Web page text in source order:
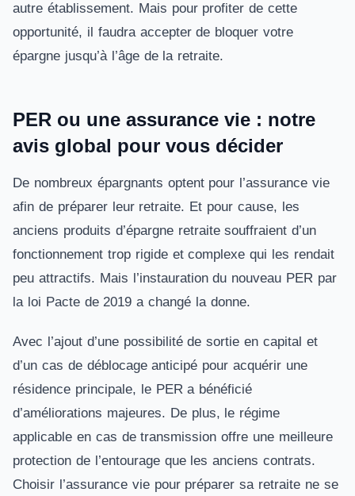
autre établissement. Mais pour profiter de cette
opportunité, il faudra accepter de bloquer votre
épargne jusqu’à l’âge de la retraite.
PER ou une assurance vie : notre
avis global pour vous décider
De nombreux épargnants optent pour l’assurance vie
afin de préparer leur retraite. Et pour cause, les
anciens produits d’épargne retraite souffraient d’un
fonctionnement trop rigide et complexe qui les rendait
peu attractifs. Mais l’instauration du nouveau PER par
la loi Pacte de 2019 a changé la donne.
Avec l’ajout d’une possibilité de sortie en capital et
d’un cas de déblocage anticipé pour acquérir une
résidence principale, le PER a bénéficié
d’améliorations majeures. De plus, le régime
applicable en cas de transmission offre une meilleure
protection de l’entourage que les anciens contrats.
Choisir l’assurance vie pour préparer sa retraite ne se